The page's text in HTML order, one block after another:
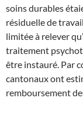
soins durables
résiduelle de
limitée à relever
traitement
être instauré. Par
cantonaux ont
remboursement